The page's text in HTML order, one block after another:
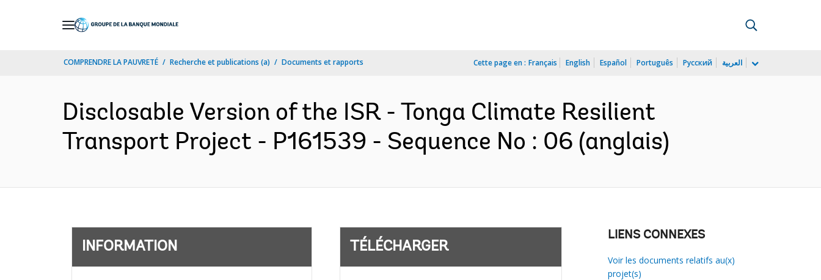
COMPRENDRE LA PAUVRETÉ Recherche et publications (a) Documents et rapports Cette page en : Français English Español Português Русский العربية
Disclosable Version of the ISR - Tonga Climate Resilient
Transport Project - P161539 - Sequence No : 06 (anglais)
INFORMATION TÉLÉCHARGER
LIENS CONNEXES
Voir les documents relatifs au(x)
projet(s)